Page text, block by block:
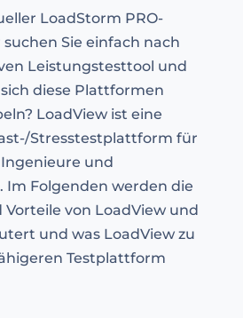
LoadStorm PRO-
Sie einfach nach
Leistungstesttool und
diese Plattformen
LoadView ist eine
Stresstestplattform für
Ingenieure und
Im Folgenden werden die
von LoadView und
und was LoadView zu
Testplattform